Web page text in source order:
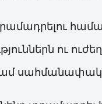
ու
կամ